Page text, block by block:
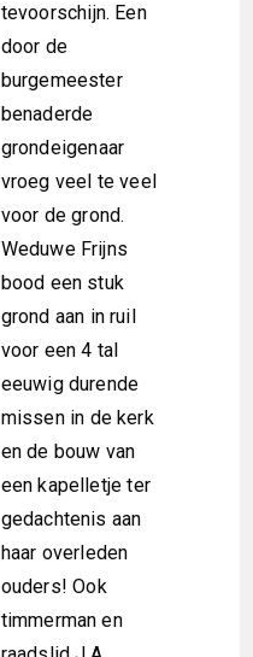
tevoorschijn. Een
door de
burgemeester
benaderde
grondeigenaar
vroeg veel te veel
voor de grond.
Weduwe Frijns
bood een stuk
grond aan in ruil
voor een 4 tal
eeuwig durende
missen in de kerk
en de bouw van
een kapelletje ter
gedachtenis aan
haar overleden
ouders! Ook
timmerman en